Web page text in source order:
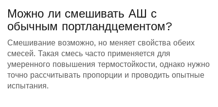
Можно ли смешивать АШ с
обычным портландцементом?
Смешивание возможно, но меняет свойства обеих
смесей. Такая смесь часто применяется для
умеренного повышения термостойкости, однако нужно
точно рассчитывать пропорции и проводить опытные
испытания.